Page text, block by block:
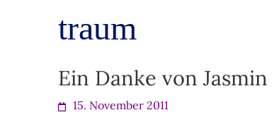
traum
Ein Danke von Jasmin
15. November 2011